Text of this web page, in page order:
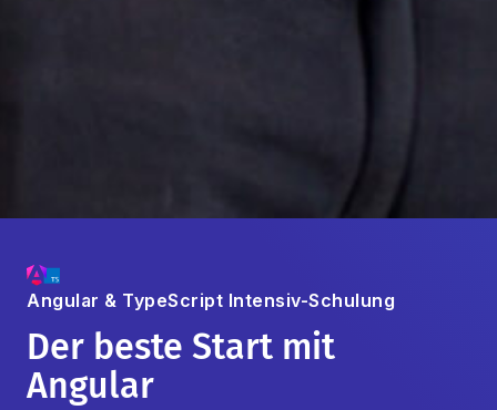
Angular & TypeScript Intensiv-Schulung
Der beste Start mit
Angular